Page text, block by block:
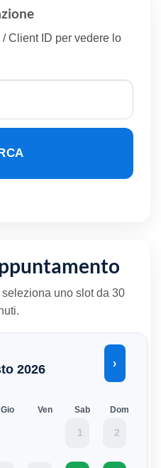
/ Client ID per vedere lo
uno slot da 30
2026 ›
Gio Ven Sab Dom
1 2